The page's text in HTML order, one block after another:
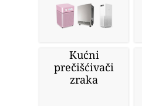
Kućni
prečišćivači
zraka